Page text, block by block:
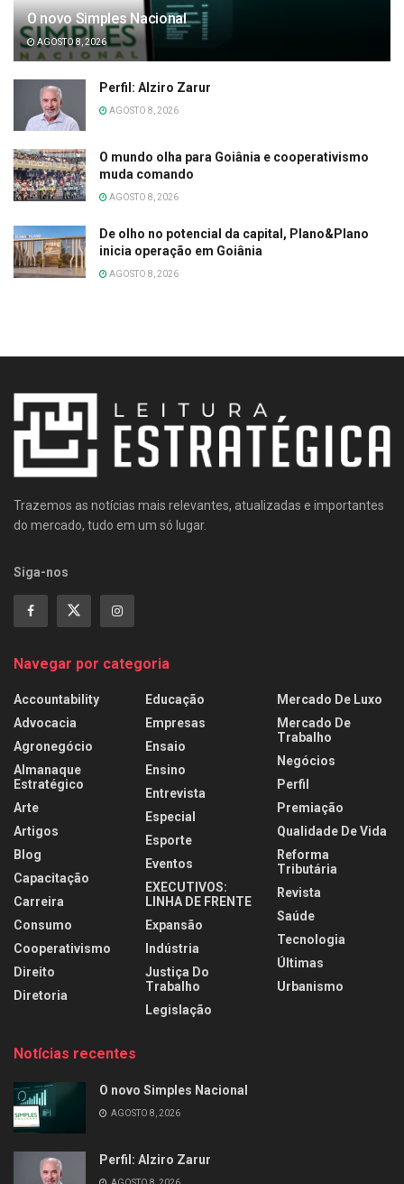
O novo Simples Nacional
AGOSTO 8, 2026
Perfil: Alziro Zarur
AGOSTO 8, 2026
O mundo olha para Goiânia e cooperativismo
muda comando
AGOSTO 8, 2026
De olho no potencial da capital, Plano&Plano
inicia operação em Goiânia
AGOSTO 8, 2026
Trazemos as notícias mais relevantes, atualizadas e importantes
do mercado, tudo em um só lugar.
Siga-nos
Navegar por categoria
Accountability
Advocacia
Agronegócio
Almanaque
Estratégico
Arte
Artigos
Blog
Capacitação
Carreira
Consumo
Cooperativismo
Direito
Diretoria
Educação
Empresas
Ensaio
Ensino
Entrevista
Especial
Esporte
Eventos
EXECUTIVOS:
LINHA DE FRENTE
Expansão
Indústria
Justiça Do
Trabalho
Legislação
Mercado De Luxo
Mercado De
Trabalho
Negócios
Perfil
Premiação
Qualidade De Vida
Reforma
Tributária
Revista
Saúde
Tecnologia
Últimas
Urbanismo
Notícias recentes
O novo Simples Nacional
AGOSTO 8, 2026
Perfil: Alziro Zarur